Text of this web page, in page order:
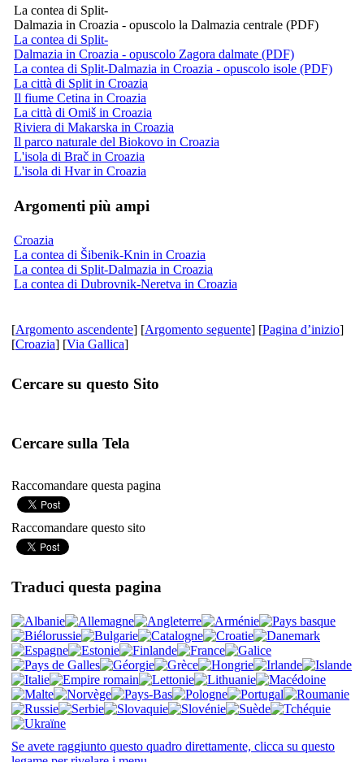
La contea di Split-
Dalmazia in Croazia - opuscolo la Dalmazia centrale (PDF)
La contea di Split-
Dalmazia in Croazia - opuscolo Zagora dalmate (PDF)
La contea di Split-Dalmazia in Croazia - opuscolo isole (PDF)
La città di Split in Croazia
Il fiume Cetina in Croazia
La città di Omiš in Croazia
Riviera di Makarska in Croazia
Il parco naturale del Biokovo in Croazia
L'isola di Brač in Croazia
L'isola di Hvar in Croazia
Argomenti più ampi
Croazia
La contea di Šibenik-Knin in Croazia
La contea di Split-Dalmazia in Croazia
La contea di Dubrovnik-Neretva in Croazia
[Argomento ascendente] [Argomento seguente] [Pagina d’inizio]
[Croazia] [Via Gallica]
Cercare su questo Sito
Cercare sulla Tela
Raccomandare questa pagina
Raccomandare questo sito
Traduci questa pagina
Se avete raggiunto questo quadro direttamente, clicca su questo